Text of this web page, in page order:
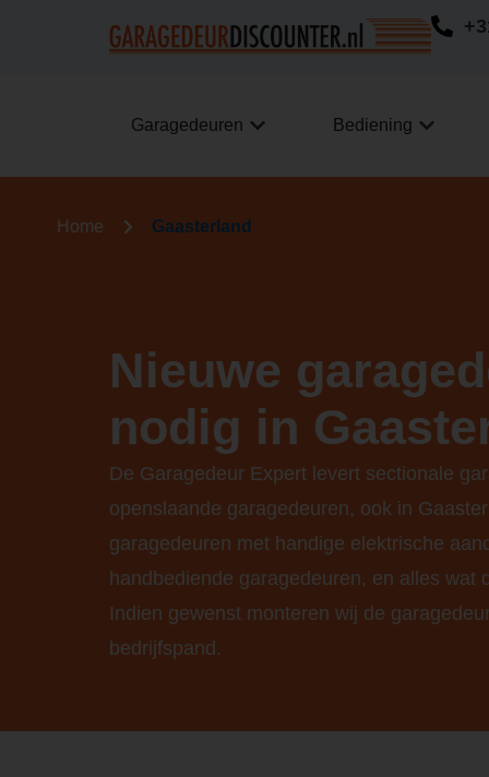
Garagedeuren Bediening
Home Gaasterland
Nieuwe
nodig in
De Garagedeur Expert levert sectionale
openslaande garagedeuren, ook in
garagedeuren met handige elektrische
handbediende garagedeuren, en alles wat
Indien gewenst monteren wij de
bedrijfspand.